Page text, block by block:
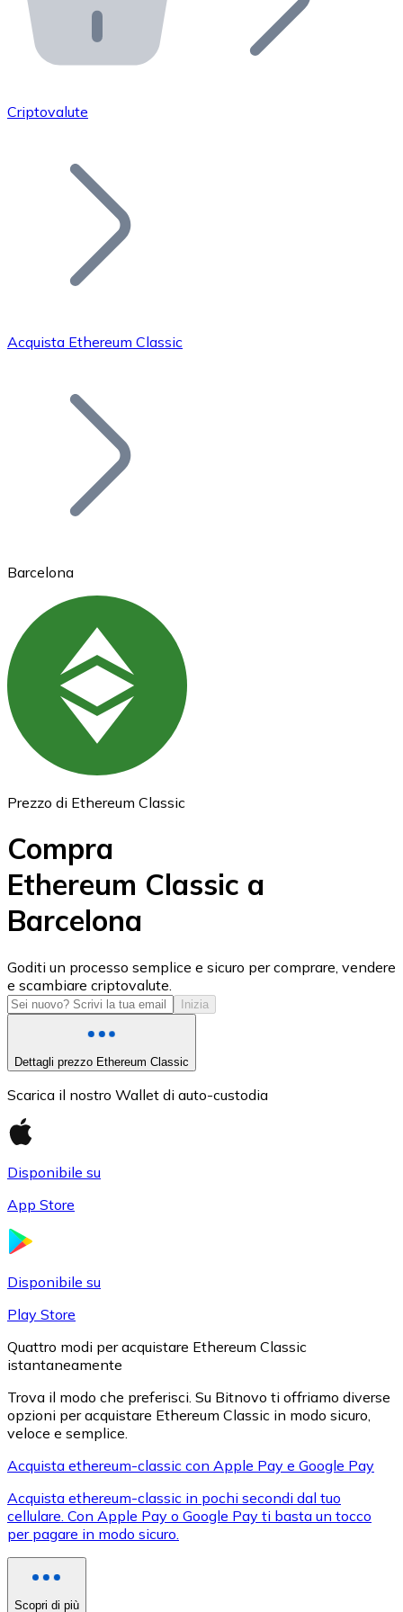
API Bitnovo
Integra la nostra API nel tuo ecosistema.
Unisciti alla nostra rete di rivenditori e
Aggiungi il token del tuo progetto al nostro servizio di
Bitcoin
Ethereum
ETH
USD Coin
USDC
Vedi tutto
Criptovalute
Acquista Ethereum Classic
Barcelona
Prezzo di Ethereum Classic
Compra
Ethereum Classic a
Barcelona
Goditi un processo semplice e sicuro per comprare, vendere
e scambiare criptovalute.
Inizia
Dettagli prezzo Ethereum Classic
Scarica il nostro Wallet di auto-custodia
Disponibile su
App Store
Disponibile su
Play Store
Quattro modi per acquistare Ethereum Classic
istantaneamente
Trova il modo che preferisci. Su Bitnovo ti offriamo diverse
opzioni per acquistare Ethereum Classic in modo sicuro,
veloce e semplice.
Acquista ethereum-classic con Apple Pay e Google Pay
Acquista ethereum-classic in pochi secondi dal tuo
cellulare. Con Apple Pay o Google Pay ti basta un tocco
per pagare in modo sicuro.
Scopri di più